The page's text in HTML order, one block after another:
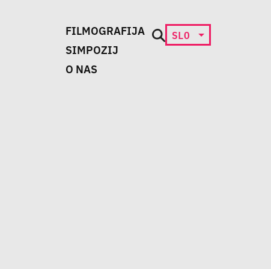
FILMOGRAFIJA
SIMPOZIJ
O NAS
SLO